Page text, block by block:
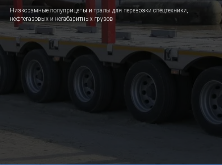
Низкорамные полуприцепы и тралы для перевозки спецтехники,
нефтегазовых и негабаритных грузов